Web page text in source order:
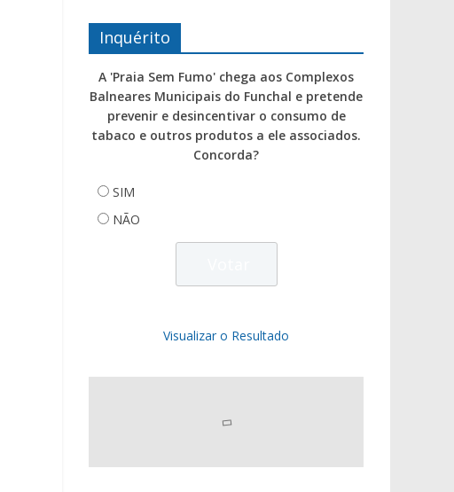
Inquérito
A 'Praia Sem Fumo' chega aos Complexos
Balneares Municipais do Funchal e pretende
prevenir e desincentivar o consumo de
tabaco e outros produtos a ele associados.
Concorda?
SIM
NÃO
Visualizar o Resultado